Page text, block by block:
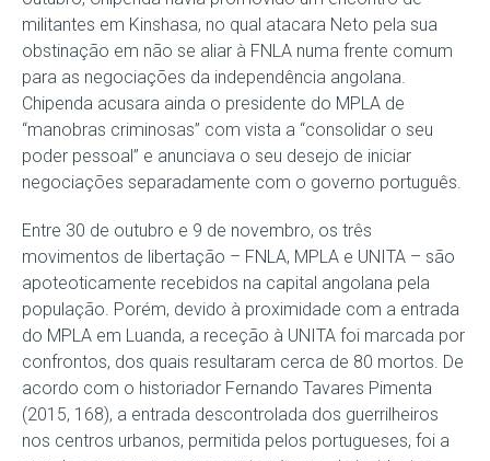
militantes em Kinshasa, no qual atacara Neto pela sua
obstinação em não se aliar à FNLA numa frente comum
para as negociações da independência angolana.
Chipenda acusara ainda o presidente do MPLA de
“manobras criminosas” com vista a “consolidar o seu
poder pessoal” e anunciava o seu desejo de iniciar
negociações separadamente com o governo português.
Entre 30 de outubro e 9 de novembro, os três
movimentos de libertação – FNLA, MPLA e UNITA – são
apoteoticamente recebidos na capital angolana pela
população. Porém, devido à proximidade com a entrada
do MPLA em Luanda, a receção à UNITA foi marcada por
confrontos, dos quais resultaram cerca de 80 mortos. De
acordo com o historiador Fernando Tavares Pimenta
(2015, 168), a entrada descontrolada dos guerrilheiros
nos centros urbanos, permitida pelos portugueses, foi a